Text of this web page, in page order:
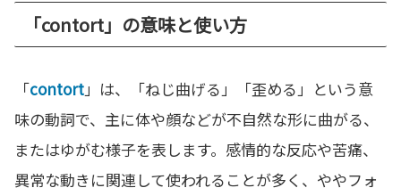
「contort」の意味と使い方
「contort」は、「ねじ曲げる」「歪める」という意
味の動詞で、主に体や顔などが不自然な形に曲がる、
またはゆがむ様子を表します。感情的な反応や苦痛、
異常な動きに関連して使われることが多く、ややフォ